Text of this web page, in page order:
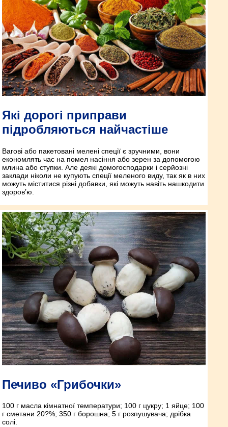
Які дорогі приправи
підробляються найчастіше
Вагові або пакетовані мелені спеції є зручними, вони
економлять час на помел насіння або зерен за допомогою
млина або ступки. Але деякі домогосподарки і серйозні
заклади ніколи не купують спеції меленого виду, так як в них
можуть міститися різні добавки, які можуть навіть нашкодити
здоров’ю.
Печиво «Грибочки»
100 г масла кімнатної температури; 100 г цукру; 1 яйце; 100
г сметани 20?%; 350 г борошна; 5 г розпушувача; дрібка
солі.